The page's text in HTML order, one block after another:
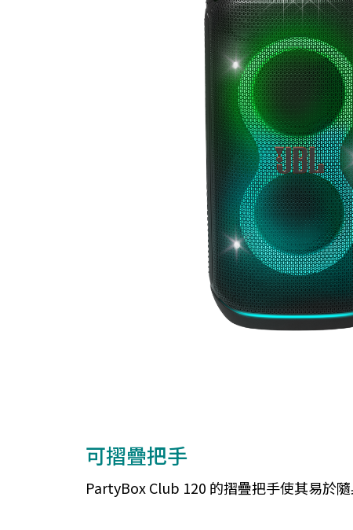
可摺疊把手
PartyBox Club 120 的摺疊把手使其易於